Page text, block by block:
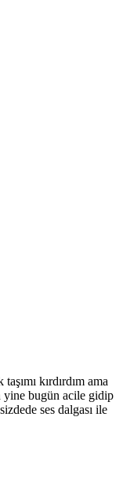
kırdırdım ama
yine bugün acile gidip
ses dalgası ile